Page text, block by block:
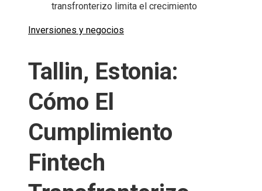
transfronterizo limita el crecimiento
Inversiones y negocios
Tallin, Estonia:
Cómo El
Cumplimiento
Fintech